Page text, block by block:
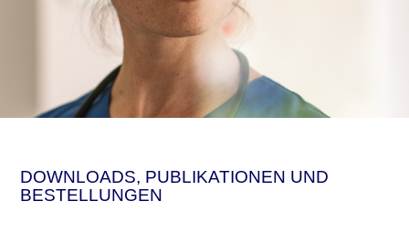
DOWNLOADS, PUBLIKATIONEN UND
BESTELLUNGEN